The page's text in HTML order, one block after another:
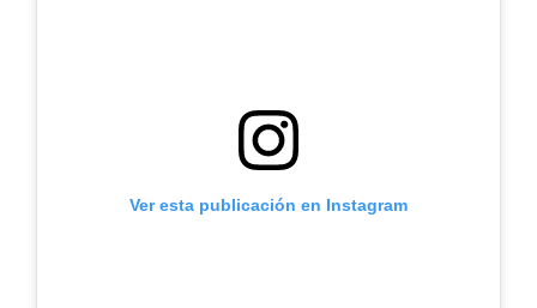
Ver esta publicación en Instagram